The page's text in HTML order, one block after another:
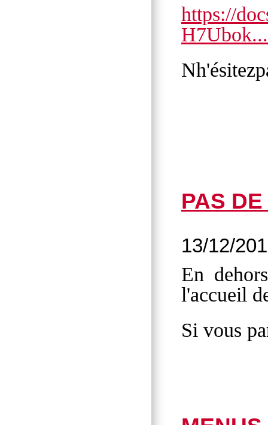
https://
H7Ubok...
PAS
13/12/
En
l'accueil
Si vous